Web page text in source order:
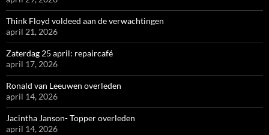
Think Floyd voldeed aan de verwachtingen
april 21, 2026
Zaterdag 25 april: repaircafé
april 17, 2026
Ronald van Leeuwen overleden
april 14, 2026
Jacintha Janson- Topper overleden
april 14, 2026